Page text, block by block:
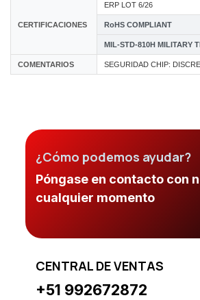
CERTIFICACIONES
ERP LOT 6/26
RoHS COMPLIANT
MIL-STD-810H MILITARY
COMENTARIOS SEGURIDAD CHIP:
¿Cómo podemos ayudar?
Póngase en contacto con
cualquier momento
CENTRAL DE VENTAS
+51 992672872